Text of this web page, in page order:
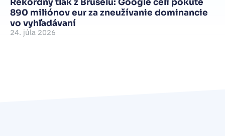
890 miliónov eur za zneužívanie dominancie
vo vyhľadávaní
24. júla 2026